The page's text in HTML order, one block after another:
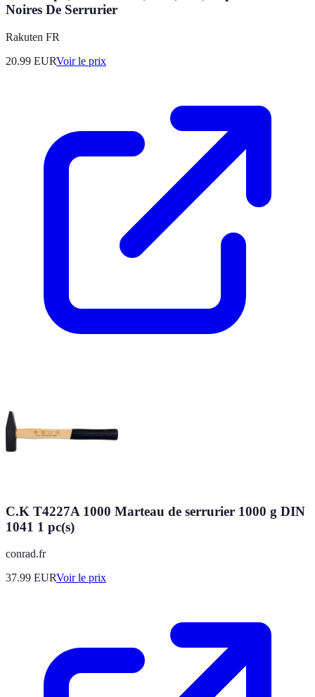
Noires De Serrurier
Rakuten FR
20.99 EURVoir le prix
C.K T4227A 1000 Marteau de serrurier 1000 g DIN
1041 1 pc(s)
conrad.fr
37.99 EURVoir le prix